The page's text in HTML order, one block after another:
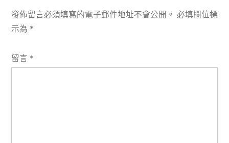
發佈留言必須填寫的電子郵件地址不會公開。 必填欄位標
示為 *
留言 *